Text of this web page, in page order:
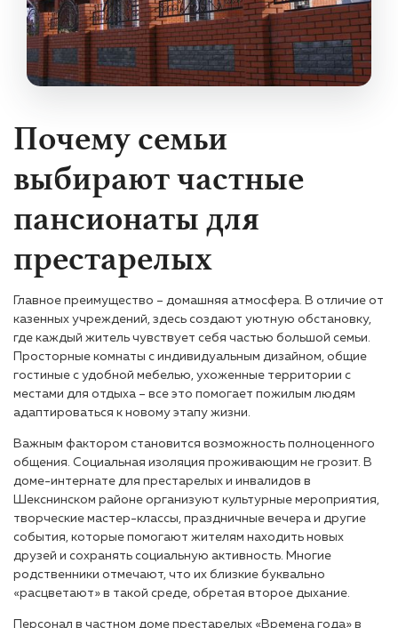
Почему семьи
выбирают частные
пансионаты для
престарелых
Главное преимущество – домашняя атмосфера. В отличие от
казенных учреждений, здесь создают уютную обстановку,
где каждый житель чувствует себя частью большой семьи.
Просторные комнаты с индивидуальным дизайном, общие
гостиные с удобной мебелью, ухоженные территории с
местами для отдыха – все это помогает пожилым людям
адаптироваться к новому этапу жизни.
Важным фактором становится возможность полноценного
общения. Социальная изоляция проживающим не грозит. В
доме-интернате для престарелых и инвалидов в
Шекснинском районе организуют культурные мероприятия,
творческие мастер-классы, праздничные вечера и другие
события, которые помогают жителям находить новых
друзей и сохранять социальную активность. Многие
родственники отмечают, что их близкие буквально
«расцветают» в такой среде, обретая второе дыхание.
Персонал в частном доме престарелых «Времена года» в